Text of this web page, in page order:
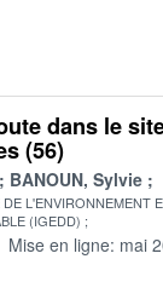
dans le
(56)
BANOUN, Sylvie
L'ENVIRONNEMENT
(IGEDD)
Mise en ligne: mai